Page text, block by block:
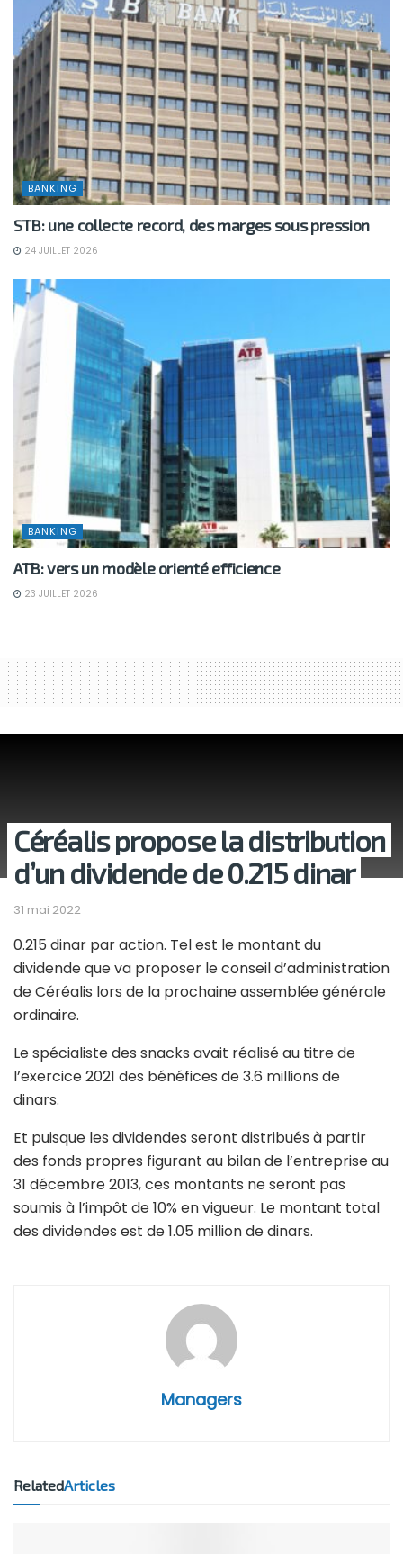
BANKING
STB: une collecte record, des marges sous pression
24 JUILLET 2026
BANKING
ATB: vers un modèle orienté efficience
23 JUILLET 2026
Céréalis propose la distribution
d’un dividende de 0.215 dinar
31 mai 2022
0.215 dinar par action. Tel est le montant du
dividende que va proposer le conseil d’administration
de Céréalis lors de la prochaine assemblée générale
ordinaire.
Le spécialiste des snacks avait réalisé au titre de
l’exercice 2021 des bénéfices de 3.6 millions de
dinars.
Et puisque les dividendes seront distribués à partir
des fonds propres figurant au bilan de l’entreprise au
31 décembre 2013, ces montants ne seront pas
soumis à l’impôt de 10% en vigueur. Le montant total
des dividendes est de 1.05 million de dinars.
Managers
RelatedArticles